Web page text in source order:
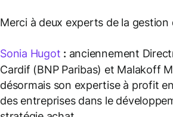
Merci à deux experts de la gestion
Sonia Hugot : anciennement
Cardif (BNP Paribas) et Malakoff
désormais son expertise à profit
des entreprises dans le